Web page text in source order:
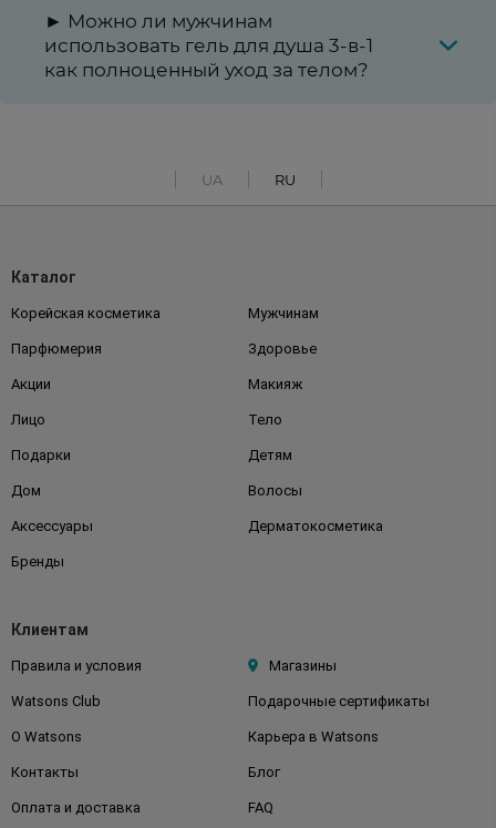
► Можно ли мужчинам
использовать гель для душа 3-в-1
как полноценный уход за телом?
UA RU
Каталог
Корейская косметика Мужчинам
Парфюмерия Здоровье
Акции Макияж
Лицо Тело
Подарки Детям
Дом Волосы
Аксессуары Дерматокосметика
Бренды
Клиентам
Правила и условия Магазины
Watsons Club Подарочные сертификаты
О Watsons Карьера в Watsons
Контакты Блог
Оплата и доставка FAQ